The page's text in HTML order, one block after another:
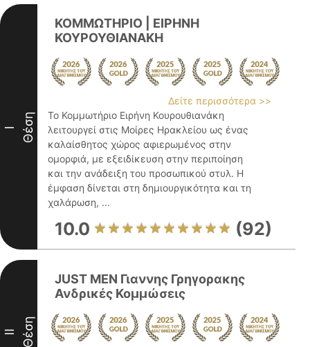
I Θέση
ΚΟΜΜΩΤΗΡΙΟ | ΕΙΡΗΝΗ
ΚΟΥΡΟΥΘΙΑΝΑΚΗ
Δείτε περισσότερα >>
Το Κομμωτήριο Ειρήνη Κουρουθιανάκη
λειτουργεί στις Μοίρες Ηρακλείου ως ένας
καλαίσθητος χώρος αφιερωμένος στην
ομορφιά, με εξειδίκευση στην περιποίηση
και την ανάδειξη του προσωπικού στυλ. Η
έμφαση δίνεται στη δημιουργικότητα και τη
χαλάρωση, ...
10.0 (92)
II Θέση
JUST MEN Γιαννης Γρηγορακης
Ανδρικές Κομμώσεις